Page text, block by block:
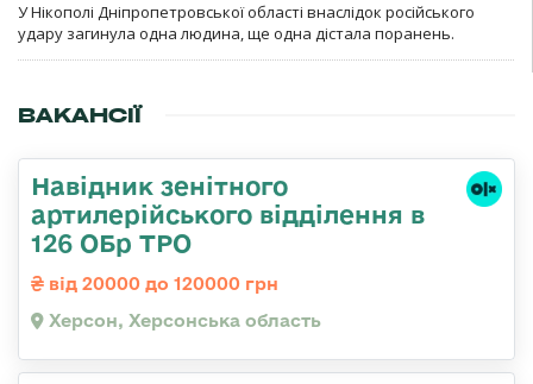
У Нікополі Дніпропетровської області внаслідок російського
удару загинула одна людина, ще одна дістала поранень.
ВАКАНСІЇ
Навідник зенітного
артилерійського відділення в
126 ОБр ТРО
від 20000 до 120000 грн
Херсон, Херсонська область